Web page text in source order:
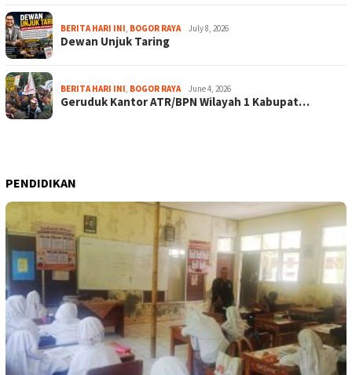
BERITA HARI INI, BOGOR RAYA July 8, 2026
Dewan Unjuk Taring
BERITA HARI INI, BOGOR RAYA June 4, 2026
Geruduk Kantor ATR/BPN Wilayah 1 Kabupat…
PENDIDIKAN